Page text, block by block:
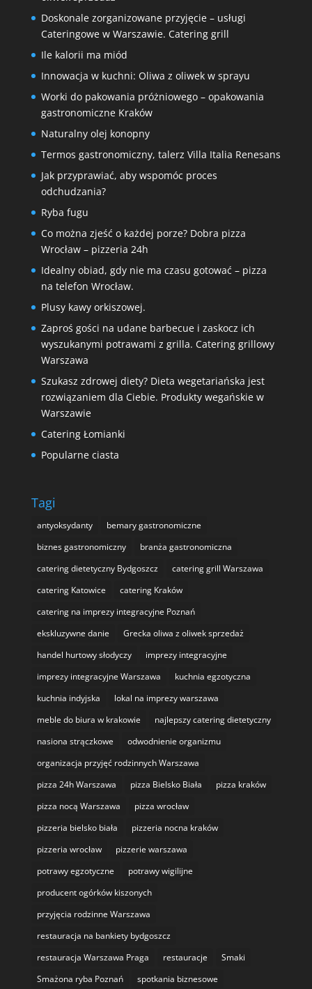
Doskonale zorganizowane przyjęcie – usługi
Cateringowe w Warszawie. Catering grill
Ile kalorii ma miód
Innowacja w kuchni: Oliwa z oliwek w sprayu
Worki do pakowania próżniowego – opakowania
gastronomiczne Kraków
Naturalny olej konopny
Termos gastronomiczny, talerz Villa Italia Renesans
Jak przyprawiać, aby wspomóc proces
odchudzania?
Ryba fugu
Co można zjeść o każdej porze? Dobra pizza
Wrocław – pizzeria 24h
Idealny obiad, gdy nie ma czasu gotować – pizza
na telefon Wrocław.
Plusy kawy orkiszowej.
Zaproś gości na udane barbecue i zaskocz ich
wyszukanymi potrawami z grilla. Catering grillowy
Warszawa
Szukasz zdrowej diety? Dieta wegetariańska jest
rozwiązaniem dla Ciebie. Produkty wegańskie w
Warszawie
Catering Łomianki
Popularne ciasta
Tagi
antyoksydanty
bemary gastronomiczne
biznes gastronomiczny
branża gastronomiczna
catering dietetyczny Bydgoszcz
catering grill Warszawa
catering Katowice
catering Kraków
catering na imprezy integracyjne Poznań
ekskluzywne danie
Grecka oliwa z oliwek sprzedaż
handel hurtowy słodyczy
imprezy integracyjne
imprezy integracyjne Warszawa
kuchnia egzotyczna
kuchnia indyjska
lokal na imprezy warszawa
meble do biura w krakowie
najlepszy catering dietetyczny
nasiona strączkowe
odwodnienie organizmu
organizacja przyjęć rodzinnych Warszawa
pizza 24h Warszawa
pizza Bielsko Biała
pizza kraków
pizza nocą Warszawa
pizza wrocław
pizzeria bielsko biała
pizzeria nocna kraków
pizzeria wrocław
pizzerie warszawa
potrawy egzotyczne
potrawy wigilijne
producent ogórków kiszonych
przyjęcia rodzinne Warszawa
restauracja na bankiety bydgoszcz
restauracja Warszawa Praga
restauracje
Smaki
Smażona ryba Poznań
spotkania biznesowe